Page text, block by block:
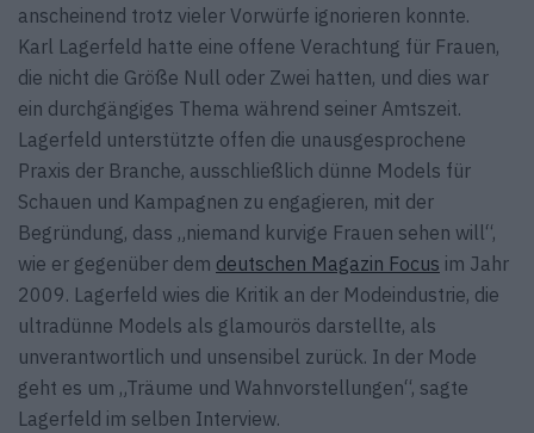
anscheinend trotz vieler Vorwürfe ignorieren konnte.
Karl Lagerfeld hatte eine offene Verachtung für Frauen,
die nicht die Größe Null oder Zwei hatten, und dies war
ein durchgängiges Thema während seiner Amtszeit.
Lagerfeld unterstützte offen die unausgesprochene
Praxis der Branche, ausschließlich dünne Models für
Schauen und Kampagnen zu engagieren, mit der
Begründung, dass „niemand kurvige Frauen sehen will“,
wie er gegenüber dem deutschen Magazin Focus im Jahr
2009. Lagerfeld wies die Kritik an der Modeindustrie, die
ultradünne Models als glamourös darstellte, als
unverantwortlich und unsensibel zurück. In der Mode
geht es um „Träume und Wahnvorstellungen“, sagte
Lagerfeld im selben Interview.